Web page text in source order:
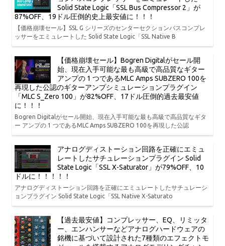
Solid State Logic「SSL Bus Compressor 2」が
87%OFF、19ドル圧倒的史上最安値に！！！
【価格崩壊セール】SSL G シリーズのセンターセクションバスコンプレ
ッサーをエミュレートした Solid State Logic「SSL Native B
【価格崩壊セール】Bogren Digitalがセール開
始、現在入手可能な最も高級で高品質なギター
アンプの 1 つであるMLC Amps SUBZERO 100を
再現した公認のギターアンプシミュレーションプラグイン
「MLC S_Zero 100」が82%OFF、17ドル圧倒的過去最安値
に！！！
Bogren Digitalがセール開始、現在入手可能な最も高級で高品質なギタ
ー アンプの 1 つであるMLC Amps SUBZERO 100を再現した公認
アナログディストーション回路を正確にエミュ
レートしたサチュレーションプラグイン Solid
State Logic「SSL X-Saturator」が79%OFF、10
ドルに！！！！！
アナログディストーション回路を正確にエミュレートしたサチュレーシ
ョンプラグイン Solid State Logic「SSL Native X-Saturato
【過去最安値】コンプレッサー、EQ、リミッタ
ー、エンハンサーなどアナログハードウェアの
銘機に基づいて設計された7種類のエフェクトモ